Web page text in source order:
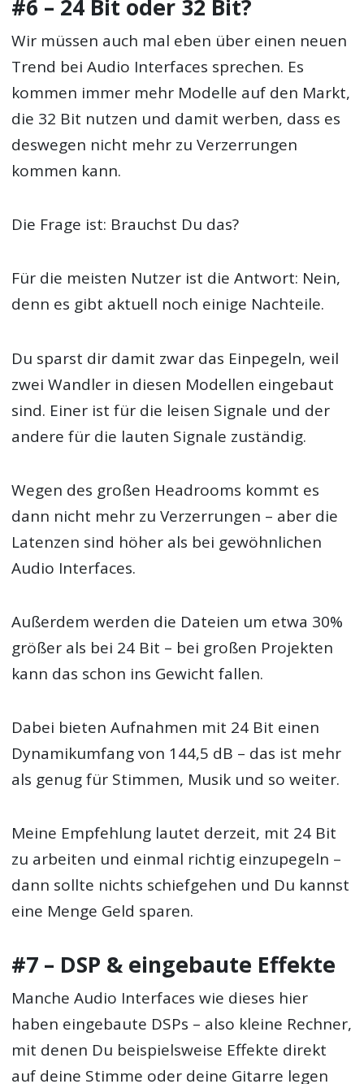
#6 – 24 Bit oder 32 Bit?
Wir müssen auch mal eben über einen neuen
Trend bei Audio Interfaces sprechen. Es
kommen immer mehr Modelle auf den Markt,
die 32 Bit nutzen und damit werben, dass es
deswegen nicht mehr zu Verzerrungen
kommen kann.
Die Frage ist: Brauchst Du das?
Für die meisten Nutzer ist die Antwort: Nein,
denn es gibt aktuell noch einige Nachteile.
Du sparst dir damit zwar das Einpegeln, weil
zwei Wandler in diesen Modellen eingebaut
sind. Einer ist für die leisen Signale und der
andere für die lauten Signale zuständig.
Wegen des großen Headrooms kommt es
dann nicht mehr zu Verzerrungen – aber die
Latenzen sind höher als bei gewöhnlichen
Audio Interfaces.
Außerdem werden die Dateien um etwa 30%
größer als bei 24 Bit – bei großen Projekten
kann das schon ins Gewicht fallen.
Dabei bieten Aufnahmen mit 24 Bit einen
Dynamikumfang von 144,5 dB – das ist mehr
als genug für Stimmen, Musik und so weiter.
Meine Empfehlung lautet derzeit, mit 24 Bit
zu arbeiten und einmal richtig einzupegeln –
dann sollte nichts schiefgehen und Du kannst
eine Menge Geld sparen.
#7 – DSP & eingebaute Effekte
Manche Audio Interfaces wie dieses hier
haben eingebaute DSPs – also kleine Rechner,
mit denen Du beispielsweise Effekte direkt
auf deine Stimme oder deine Gitarre legen